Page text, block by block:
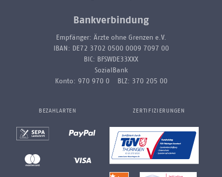
Bankverbindung
Empfänger: Ärzte ohne Grenzen e.V.
IBAN: DE72 3702 0500 0009 7097 00
BIC: BFSWDE33XXX
SozialBank
Konto: 970 970 0 BLZ: 370 205 00
BEZAHLARTEN ZERTIFIZIERUNGEN